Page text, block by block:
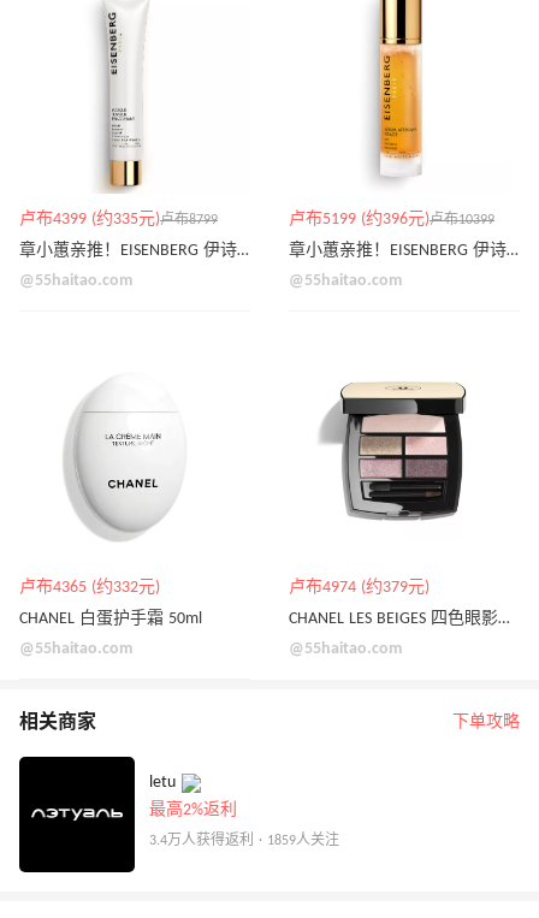
卢布4399 (约335元)卢布8799
章小蕙亲推！EISENBERG 伊诗贝格 轮廓紧致面膜
@55haitao.com
卢布5199 (约396元)卢布10399
章小蕙亲推！EISENBERG 伊诗贝格 V 脸精华
@55haitao.com
卢布4365 (约332元)
CHANEL 白蛋护手霜 50ml
@55haitao.com
卢布4974 (约379元)
CHANEL LES BEIGES 四色眼影盘 # LIGHT
@55haitao.com
相关商家 下单攻略
letu
最高2%返利
3.4万人获得返利 · 1859人关注